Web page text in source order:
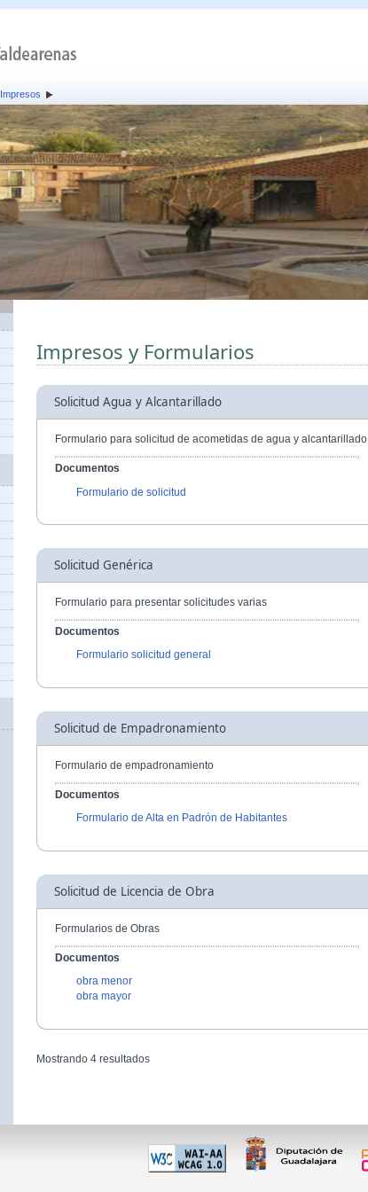
Impresos
Impresos y Formularios
Solicitud Agua y Alcantarillado
Formulario para solicitud de acometidas de agua y alcantarillado
Documentos
Formulario de solicitud
Solicitud Genérica
Formulario para presentar solicitudes varias
Documentos
Formulario solicitud general
Solicitud de Empadronamiento
Formulario de empadronamiento
Documentos
Formulario de Alta en Padrón de Habitantes
Solicitud de Licencia de Obra
Formularios de Obras
Documentos
obra menor
obra mayor
Mostrando 4 resultados